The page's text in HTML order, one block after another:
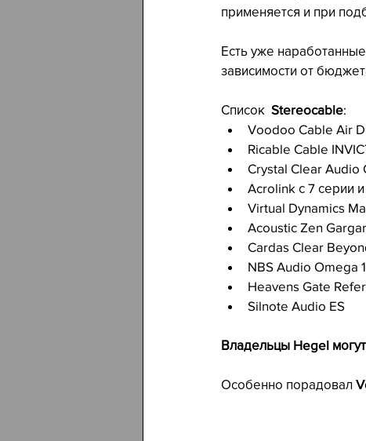
применяется и при
Есть уже наработанные
зависимости от
Список Stereocable:
Voodoo Cable Air
Ricable Cable
Crystal Clear Audio
Acrolink с 7 серии
Virtual Dynamics
Acoustic Zen
Cardas Clear
NBS Audio Omega
Heavens Gate
Silnote Audio ES
Владельцы Hegel
Особенно порадовал